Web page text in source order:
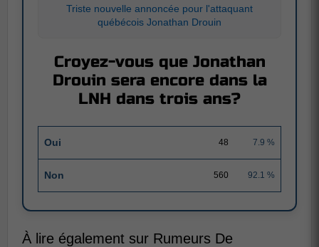
Triste nouvelle annoncée pour l'attaquant
québécois Jonathan Drouin
Croyez-vous que Jonathan
Drouin sera encore dans la
LNH dans trois ans?
Oui 48 7.9 %
Non 560 92.1 %
À lire également sur Rumeurs De